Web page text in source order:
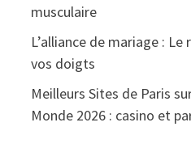
musculaire
L’alliance de mariage :
vos doigts
Meilleurs Sites de Paris
Monde 2026 : casino et